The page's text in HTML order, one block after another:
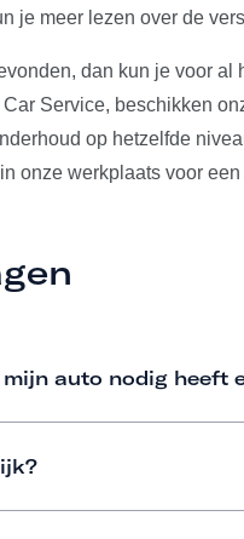
je meer lezen over de
dan kun je voor al
Service, beschikken
op hetzelfde
onze werkplaats voor
auto nodig heeft